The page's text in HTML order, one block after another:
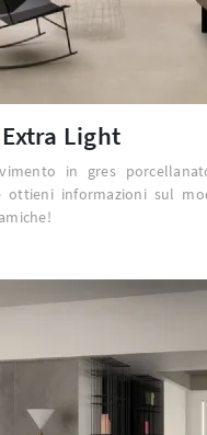
Light
in gres
ottieni informazioni sul